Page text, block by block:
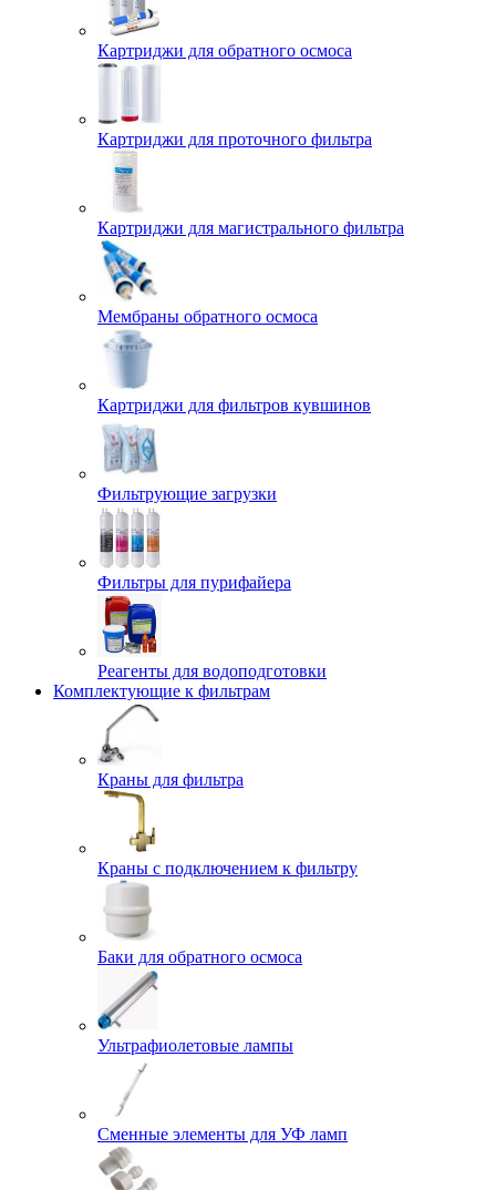
Картриджи для обратного осмоса
Картриджи для проточного фильтра
Картриджи для магистрального фильтра
Мембраны обратного осмоса
Картриджи для фильтров кувшинов
Фильтрующие загрузки
Фильтры для пурифайера
Реагенты для водоподготовки
Комплектующие к фильтрам
Краны для фильтра
Краны с подключением к фильтру
Баки для обратного осмоса
Ультрафиолетовые лампы
Сменные элементы для УФ ламп